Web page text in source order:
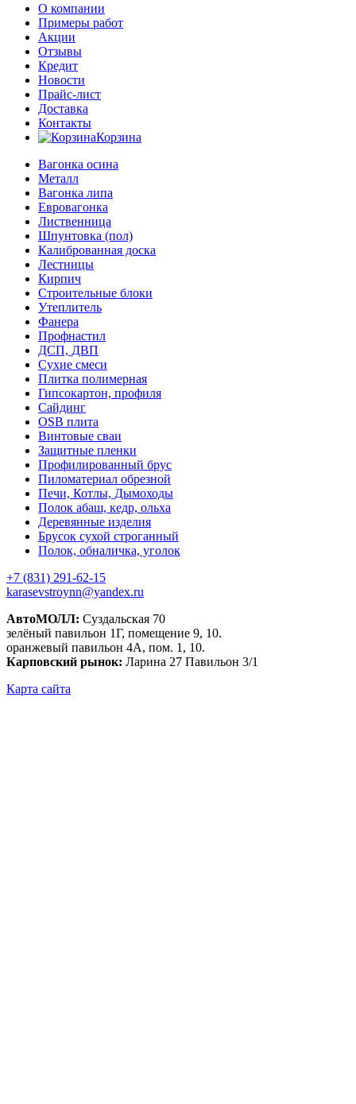
О компании
Примеры работ
Акции
Отзывы
Кредит
Новости
Прайс-лист
Доставка
Контакты
Корзина
Вагонка осина
Металл
Вагонка липа
Евровагонка
Лиственница
Шпунтовка (пол)
Калиброванная доска
Лестницы
Кирпич
Строительные блоки
Утеплитель
Фанера
Профнастил
ДСП, ДВП
Сухие смеси
Плитка полимерная
Гипсокартон, профиля
Сайдинг
OSB плита
Винтовые сваи
Защитные пленки
Профилированный брус
Пиломатериал обрезной
Печи, Котлы, Дымоходы
Полок абаш, кедр, ольха
Деревянные изделия
Брусок сухой строганный
Полок, обналичка, уголок
+7 (831) 291-62-15
karasevstroynn@yandex.ru
АвтоМОЛЛ: Суздальская 70
зелёный павильон 1Г, помещение 9, 10.
оранжевый павильон 4А, пом. 1, 10.
Карповский рынок: Ларина 27 Павильон 3/1
Карта сайта